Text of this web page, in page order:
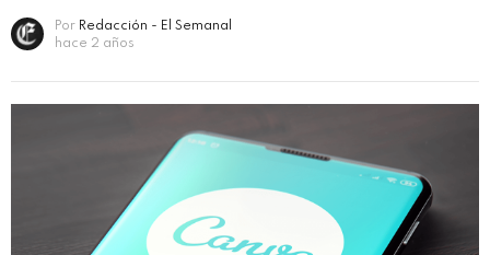
Por Redacción - El Semanal
hace 2 años